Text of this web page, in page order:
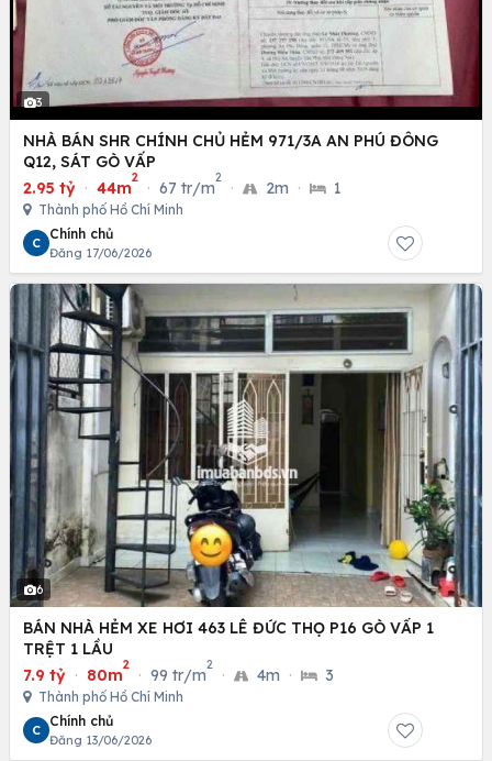
3
NHÀ BÁN SHR CHÍNH CHỦ HẺM 971/3A AN PHÚ ĐÔNG
Q12, SÁT GÒ VẤP
2.95 tỷ · 44m
2
· 67 tr/m
2
· 2m · 1
Thành phố Hồ Chí Minh
C
Chính chủ
Đăng 17/06/2026
6
BÁN NHÀ HẺM XE HƠI 463 LÊ ĐỨC THỌ P16 GÒ VẤP 1
TRỆT 1 LẦU
7.9 tỷ · 80m
2
· 99 tr/m
2
· 4m · 3
Thành phố Hồ Chí Minh
C
Chính chủ
Đăng 13/06/2026